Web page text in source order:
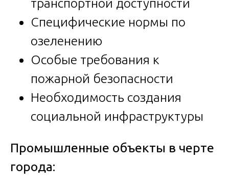
транспортной доступности
Специфические нормы по
озеленению
Особые требования к
пожарной безопасности
Необходимость создания
социальной инфраструктуры
Промышленные объекты в черте
города: